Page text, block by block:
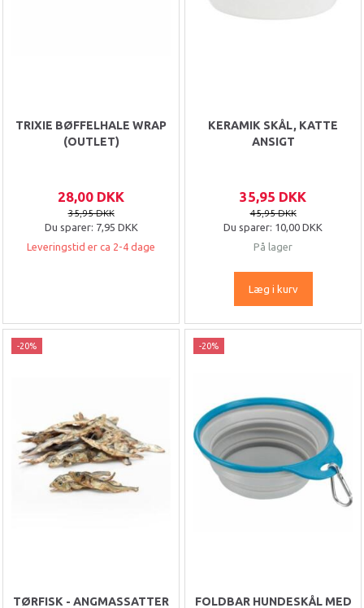
TRIXIE BØFFELHALE WRAP
(OUTLET)
28,00 DKK
35,95 DKK
Du sparer: 7,95 DKK
Leveringstid er ca 2-4 dage
KERAMIK SKÅL, KATTE
ANSIGT
35,95 DKK
45,95 DKK
Du sparer: 10,00 DKK
På lager
Læg i kurv
-20%
TØRFISK - ANGMASSATTER
-20%
FOLDBAR HUNDESKÅL MED